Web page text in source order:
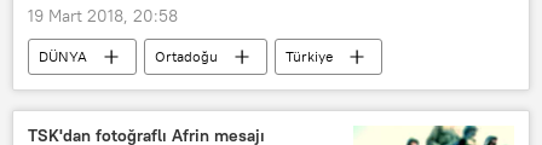
19 Mart 2018, 20:58
DÜNYA Ortadoğu
Türkiye
Haberler
Afrin
Suriye
İbrahim Kalın
TSK
TSK'dan fotoğraflı Afrin mesajı